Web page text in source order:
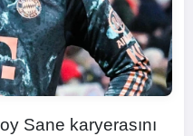
Sane karyerasını